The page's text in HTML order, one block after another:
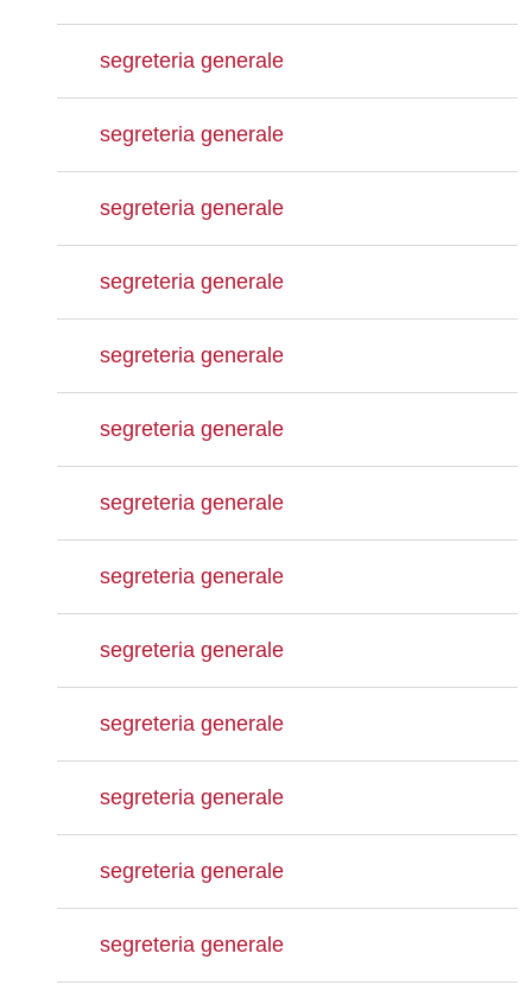
segreteria generale
segreteria generale
segreteria generale
segreteria generale
segreteria generale
segreteria generale
segreteria generale
segreteria generale
segreteria generale
segreteria generale
segreteria generale
segreteria generale
segreteria generale